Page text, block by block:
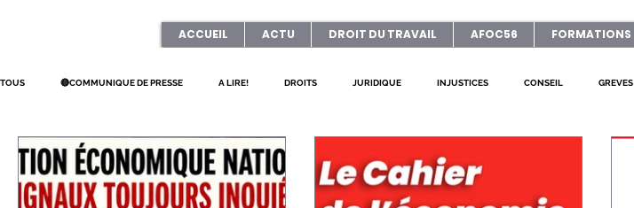
ACCUEIL ACTU DROIT DU TRAVAIL AFOC56 FORMATIONS
TOUS 🔴COMMUNIQUE DE PRESSE A LIRE! DROITS JURIDIQUE INJUSTICES CONSEIL GREVES
PETITIONS ART & CULTURE ELECTION TPE